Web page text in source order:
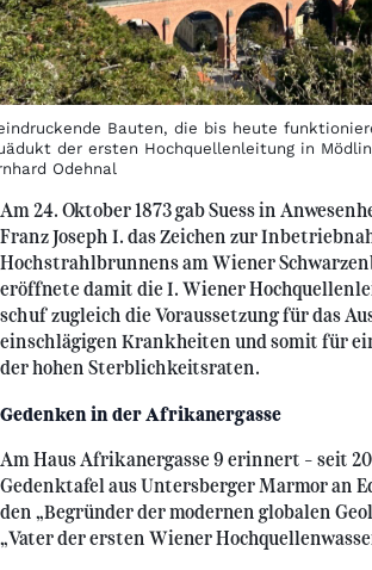
Bauten, die bis heute
der ersten Hochquellenleitung in
Odehnal
Am 24. Oktober 1873 gab Suess in
Franz Joseph I. das Zeichen zur
Hochstrahlbrunnens am Wiener
eröffnete damit die I. Wiener
schuf zugleich die Voraussetzung für das
einschlägigen Krankheiten und somit für
der hohen Sterblichkeitsraten.
Gedenken in der Afrikanergasse
Am Haus Afrikanergasse 9 erinnert – seit
Gedenktafel aus Untersberger Marmor an
den „Begründer der modernen globalen
„Vater der ersten Wiener